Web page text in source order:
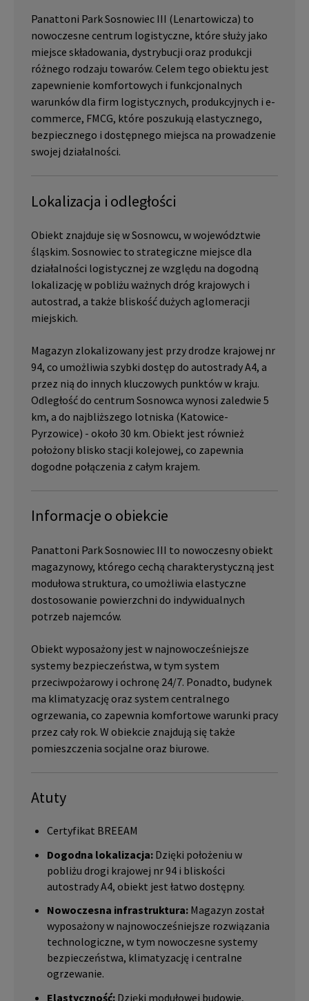
Panattoni Park Sosnowiec III (Lenartowicza) to
nowoczesne centrum logistyczne, które służy jako
miejsce składowania, dystrybucji oraz produkcji
różnego rodzaju towarów. Celem tego obiektu jest
zapewnienie komfortowych i funkcjonalnych
warunków dla firm logistycznych, produkcyjnych i e-
commerce, FMCG, które poszukują elastycznego,
bezpiecznego i dostępnego miejsca na prowadzenie
swojej działalności.
Lokalizacja i odległości
Obiekt znajduje się w Sosnowcu, w województwie
śląskim. Sosnowiec to strategiczne miejsce dla
działalności logistycznej ze względu na dogodną
lokalizację w pobliżu ważnych dróg krajowych i
autostrad, a także bliskość dużych aglomeracji
miejskich.
Magazyn zlokalizowany jest przy drodze krajowej nr
94, co umożliwia szybki dostęp do autostrady A4, a
przez nią do innych kluczowych punktów w kraju.
Odległość do centrum Sosnowca wynosi zaledwie 5
km, a do najbliższego lotniska (Katowice-
Pyrzowice) - około 30 km. Obiekt jest również
położony blisko stacji kolejowej, co zapewnia
dogodne połączenia z całym krajem.
Informacje o obiekcie
Panattoni Park Sosnowiec III to nowoczesny obiekt
magazynowy, którego cechą charakterystyczną jest
modułowa struktura, co umożliwia elastyczne
dostosowanie powierzchni do indywidualnych
potrzeb najemców.
Obiekt wyposażony jest w najnowocześniejsze
systemy bezpieczeństwa, w tym system
przeciwpożarowy i ochronę 24/7. Ponadto, budynek
ma klimatyzację oraz system centralnego
ogrzewania, co zapewnia komfortowe warunki pracy
przez cały rok. W obiekcie znajdują się także
pomieszczenia socjalne oraz biurowe.
Atuty
Certyfikat BREEAM
Dogodna lokalizacja: Dzięki położeniu w
pobliżu drogi krajowej nr 94 i bliskości
autostrady A4, obiekt jest łatwo dostępny.
Nowoczesna infrastruktura: Magazyn został
wyposażony w najnowocześniejsze rozwiązania
technologiczne, w tym nowoczesne systemy
bezpieczeństwa, klimatyzację i centralne
ogrzewanie.
Elastyczność: Dzięki modułowej budowie,